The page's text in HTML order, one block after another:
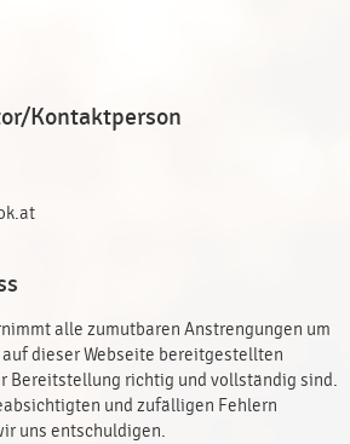
Kontaktperson
alle zumutbaren Anstrengungen um
dieser Webseite bereitgestellten
Bereitstellung richtig und vollständig sind.
und zufälligen Fehlern
uns entschuldigen.